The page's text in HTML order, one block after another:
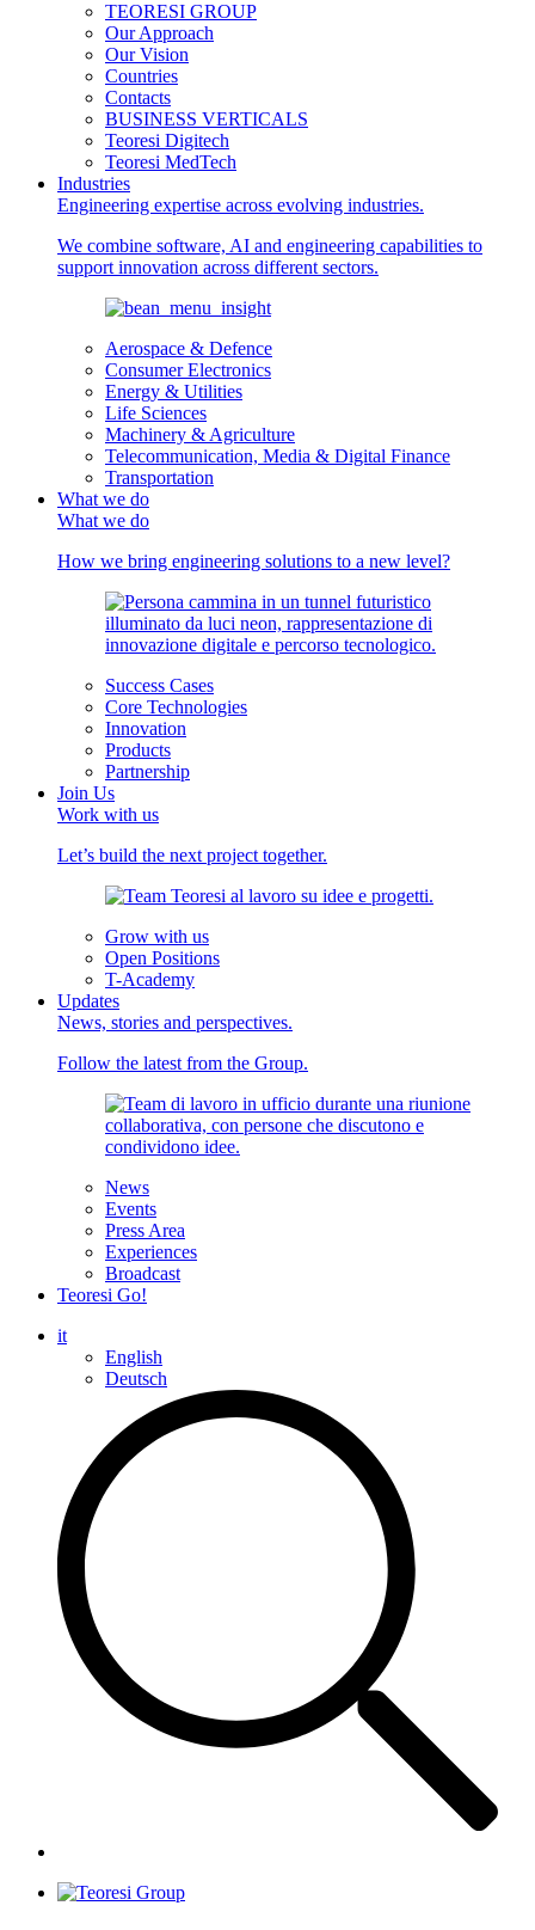
TEORESI GROUP
Our Approach
Our Vision
Countries
Contacts
BUSINESS VERTICALS
Teoresi Digitech
Teoresi MedTech
Industries
Engineering expertise across evolving industries.
We combine software, AI and engineering capabilities to
support innovation across different sectors.
Aerospace & Defence
Consumer Electronics
Energy & Utilities
Life Sciences
Machinery & Agriculture
Telecommunication, Media & Digital Finance
Transportation
What we do
What we do
How we bring engineering solutions to a new level?
Success Cases
Core Technologies
Innovation
Products
Partnership
Join Us
Work with us
Let’s build the next project together.
Grow with us
Open Positions
T-Academy
Updates
News, stories and perspectives.
Follow the latest from the Group.
News
Events
Press Area
Experiences
Broadcast
Teoresi Go!
it
English
Deutsch